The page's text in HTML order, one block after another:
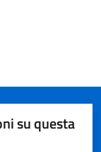
su questa